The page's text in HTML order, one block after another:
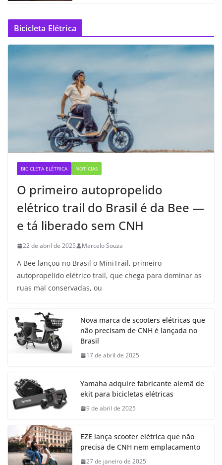
Bicicleta Elétrica
BICICLETA ELÉTRICA NOTÍCIAS
O primeiro autopropelido
elétrico trail do Brasil é da Bee —
e tá liberado sem CNH
22 de abril de 2025 Marcelo Souza
A Bee lançou no Brasil o MiniTrail, primeiro
autopropelido elétrico trail, que chega para dominar as
ruas mal conservadas, ou
Nova marca de scooters elétricas que
não precisam de CNH é lançada no
Brasil
17 de abril de 2025
Yamaha adquire fabricante alemã de
ekit para bicicletas elétricas
9 de abril de 2025
EZE lança scooter elétrica que não
precisa de CNH nem emplacamento
27 de janeiro de 2025